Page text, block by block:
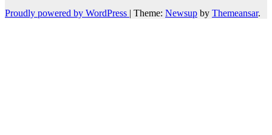
Proudly powered by WordPress | Theme: Newsup by Themeansar.